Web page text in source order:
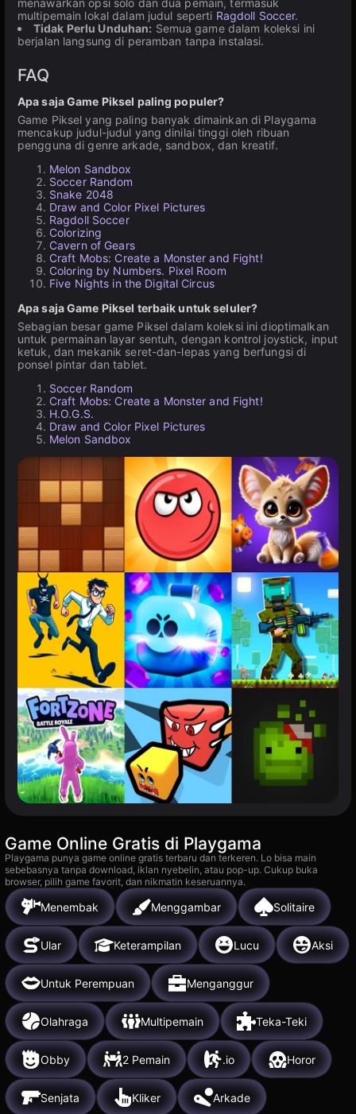
menawarkan opsi solo dan dua pemain, termasuk
multipemain lokal dalam judul seperti Ragdoll Soccer.
Tidak Perlu Unduhan: Semua game dalam koleksi ini
berjalan langsung di peramban tanpa instalasi.
FAQ
Apa saja Game Piksel paling populer?
Game Piksel yang paling banyak dimainkan di Playgama
mencakup judul-judul yang dinilai tinggi oleh ribuan
pengguna di genre arkade, sandbox, dan kreatif.
Melon Sandbox
Soccer Random
Snake 2048
Draw and Color Pixel Pictures
Ragdoll Soccer
Colorizing
Cavern of Gears
Craft Mobs: Create a Monster and Fight!
Coloring by Numbers. Pixel Room
Five Nights in the Digital Circus
Apa saja Game Piksel terbaik untuk seluler?
Sebagian besar game Piksel dalam koleksi ini dioptimalkan
untuk permainan layar sentuh, dengan kontrol joystick, input
ketuk, dan mekanik seret-dan-lepas yang berfungsi di
ponsel pintar dan tablet.
Soccer Random
Craft Mobs: Create a Monster and Fight!
H.O.G.S.
Draw and Color Pixel Pictures
Melon Sandbox
Game Online Gratis di Playgama
Playgama punya game online gratis terbaru dan terkeren. Lo bisa main
sebebasnya tanpa download, iklan nyebelin, atau pop-up. Cukup buka
browser, pilih game favorit, dan nikmatin keseruannya.
Menembak Menggambar Solitaire
Ular Keterampilan Lucu Aksi
Untuk Perempuan Menganggur
Olahraga Multipemain Teka-Teki
Obby 2 Pemain .io Horor
Senjata Kliker Arkade